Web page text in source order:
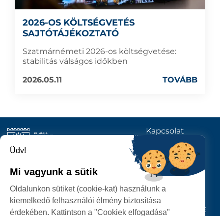
2026-OS KÖLTSÉGVETÉS
SAJTÓTÁJÉKOZTATÓ
Szatmárnémeti 2026-os költségvetése:
stabilitás válságos időkben
2026.05.11
TOVÁBB
SZATMÁRNÉMETI
POLGÁRMESTERI HIVATAL
P-ȚA 25 OCTOMBRIE, NR. 1 CORP M, 440026 SATU MARE
Kapcsolat
KÖVESSENEK
Üdv!
Mi vagyunk a sütik
Oldalunkon sütiket (cookie-kat) használunk a
kiemelkedő felhasználói élmény biztosítása
érdekében. Kattintson a "Cookiek elfogadása"